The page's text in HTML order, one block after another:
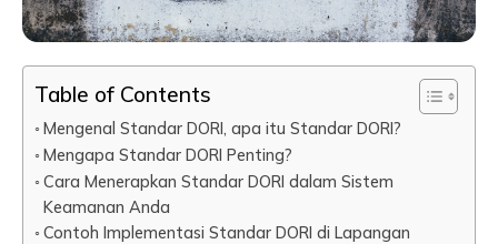
Table of Contents
Mengenal Standar DORI, apa itu Standar DORI?
Mengapa Standar DORI Penting?
Cara Menerapkan Standar DORI dalam Sistem
Keamanan Anda
Contoh Implementasi Standar DORI di Lapangan